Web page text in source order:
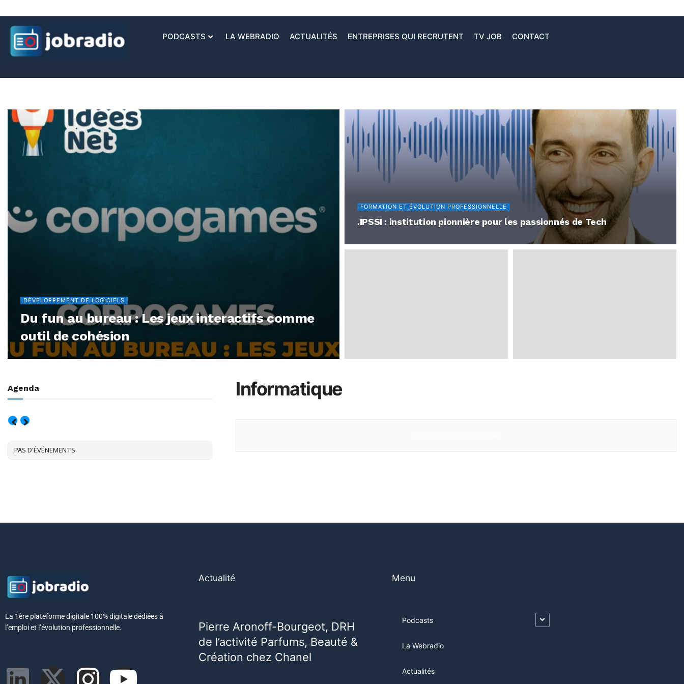
PODCASTS LA WEBRADIO ACTUALITÉS ENTREPRISES QUI RECRUTENT TV JOB CONTACT
DÉVELOPPEMENT DE LOGICIELS
Du fun au bureau : Les jeux interactifs comme
outil de cohésion
FORMATION ET ÉVOLUTION PROFESSIONNELLE
.IPSSI : institution pionnière pour les passionnés de Tech
Informatique
Agenda
PAS D'ÉVÉNEMENTS
La 1ère plateforme digitale 100% digitale dédiées à
l’emploi et l’évolution professionnelle.
Actualité
Pierre Aronoff-Bourgeot, DRH
de l’activité Parfums, Beauté &
Création chez Chanel
Menu
Podcasts
La Webradio
Actualités